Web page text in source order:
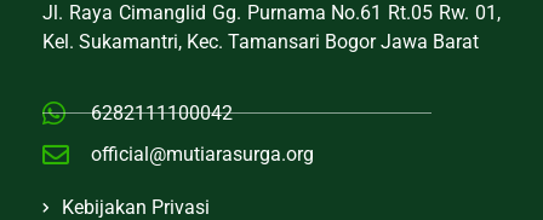
Jl. Raya Cimanglid Gg. Purnama No.61 Rt.05 Rw. 01,
Kel. Sukamantri, Kec. Tamansari Bogor Jawa Barat
6282111100042
official@mutiarasurga.org
Kebijakan Privasi